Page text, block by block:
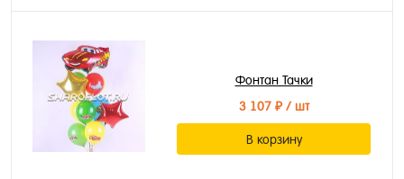
Фонтан Тачки
3 107 ₽/ шт
В корзину